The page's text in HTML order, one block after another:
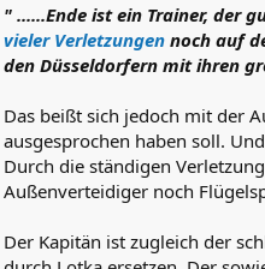
" ......Ende ist ein Trainer, der
vieler Verletzungen noch auf
den Düsseldorfern mit ihren
Das beißt sich jedoch mit der
ausgesprochen haben soll.
Durch die ständigen
Außenverteidiger noch
Der Kapitän ist zugleich der